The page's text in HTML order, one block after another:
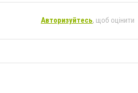
Авторизуйтесь, щоб оцінити